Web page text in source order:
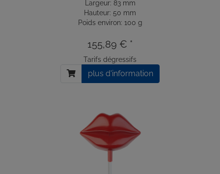
Largeur: 83 mm
Hauteur: 50 mm
Poids environ: 100 g
155,89 € *
Tarifs dégressifs
plus d'information